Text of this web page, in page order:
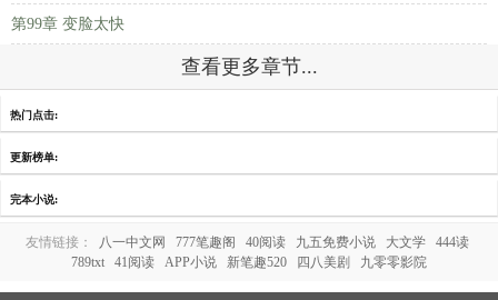
第99章 变脸太快
查看更多章节...
热门点击:
更新榜单:
完本小说:
友情链接： 八一中文网 777笔趣阁 40阅读 九五免费小说 大文学
444读
789txt
41阅读 APP小说 新笔趣520 四八美剧 九零零影院